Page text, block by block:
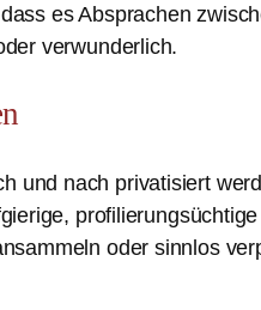
es Absprachen
verwunderlich.
und nach privatisiert
oder sinnlos